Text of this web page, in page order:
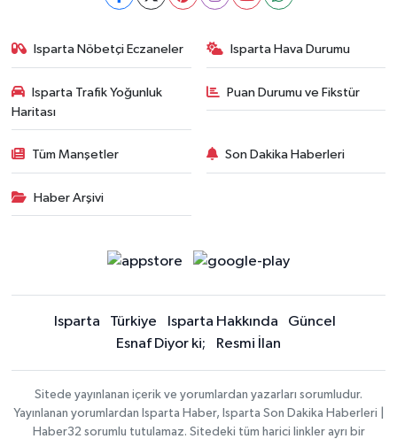
Isparta Nöbetçi Eczaneler Isparta Hava Durumu
Isparta Trafik Yoğunluk
Haritası
Puan Durumu ve Fikstür
Tüm Manşetler Son Dakika Haberleri
Haber Arşivi
Isparta Türkiye Isparta Hakkında
Güncel
Esnaf Diyor ki;
Resmi İlan
Sitede yayınlanan içerik ve yorumlardan yazarları sorumludur.
Yayınlanan yorumlardan Isparta Haber, Isparta Son Dakika Haberleri |
Haber32 sorumlu tutulamaz. Sitedeki tüm harici linkler ayrı bir